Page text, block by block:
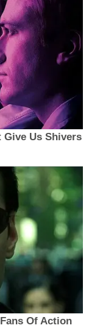
Give Us Shivers
Of Action